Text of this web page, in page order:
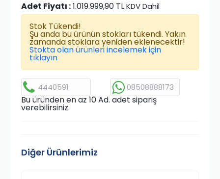
Adet Fiyatı :1.019.999,90 TLKDV Dahil
Stok Tükendi!
Şu anda bu ürünün stokları tükendi. Yakın
zamanda stoklara yeniden eklenecektir!
Stokta olan ürünleri incelemek için
tıklayın
4440591 08508888173
Bu üründen en az 10 Ad. adet sipariş
verebilirsiniz.
Diğer Ürünlerimiz